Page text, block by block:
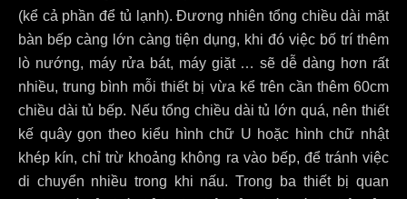
(kể cả phần để tủ lạnh). Đương nhiên tổng chiều dài mặt
bàn bếp càng lớn càng tiện dụng, khi đó việc bố trí thêm
lò nướng, máy rửa bát, máy giặt … sẽ dễ dàng hơn rất
nhiều, trung bình mỗi thiết bị vừa kể trên cần thêm 60cm
chiều dài tủ bếp. Nếu tổng chiều dài tủ lớn quá, nên thiết
kế quây gọn theo kiểu hình chữ U hoặc hình chữ nhật
khép kín, chỉ trừ khoảng không ra vào bếp, để tránh việc
di chuyển nhiều trong khi nấu. Trong ba thiết bị quan